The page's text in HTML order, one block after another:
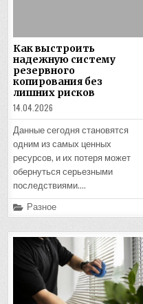
Как выстроить
надежную систему
резервного
копирования без
лишних рисков
14.04.2026
Данные сегодня становятся
одним из самых ценных
ресурсов, и их потеря может
обернуться серьезными
последствиями….
Posted
in
Разное